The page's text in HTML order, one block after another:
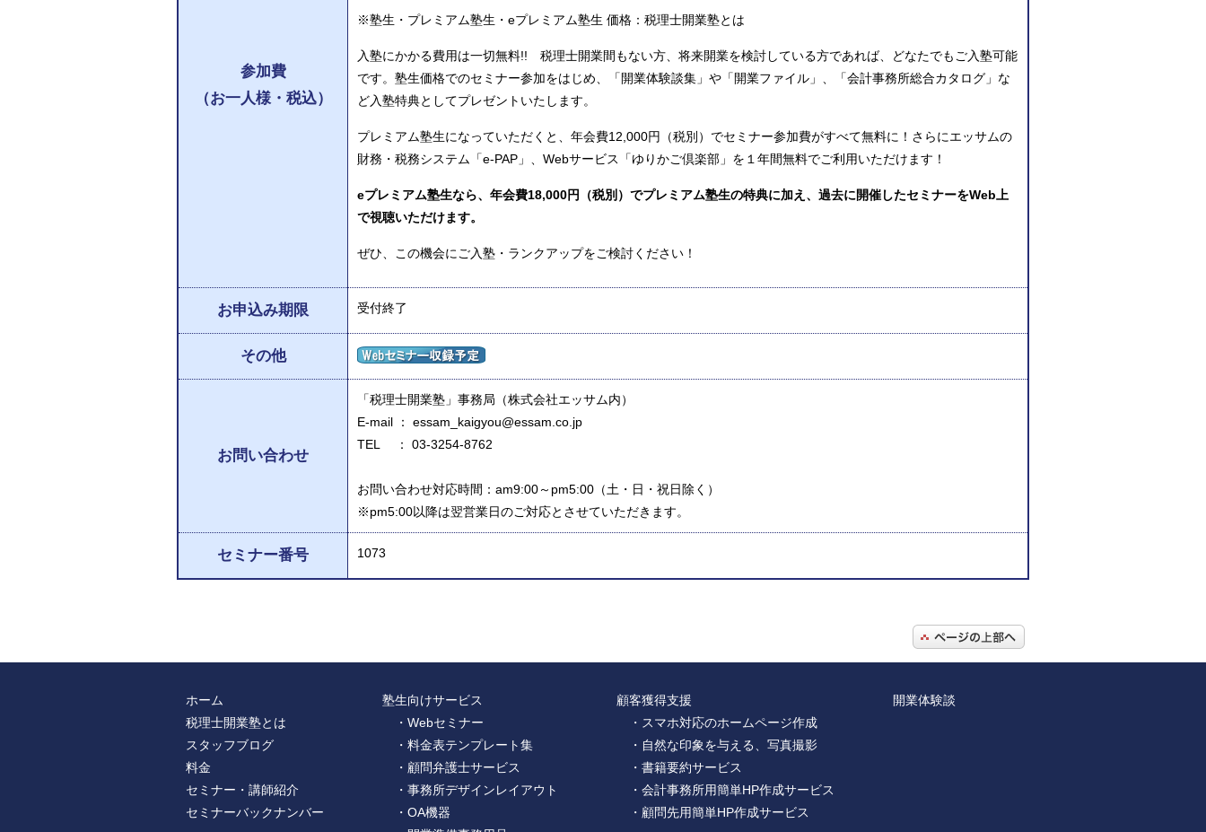
参加費
（お一人様・税込）
※塾生・プレミアム塾生・eプレミアム塾生 価格：税理士開業塾とは
入塾にかかる費用は一切無料!! 税理士開業間もない方、将来開業を検討している方であれば、どなたでもご入塾可能
です。塾生価格でのセミナー参加をはじめ、「開業体験談集」や「開業ファイル」、「会計事務所総合カタログ」な
ど入塾特典としてプレゼントいたします。
プレミアム塾生になっていただくと、年会費12,000円（税別）でセミナー参加費がすべて無料に！さらにエッサムの
財務・税務システム「e-PAP」、Webサービス「ゆりかご倶楽部」 を１年間無料でご利用いただけます！
eプレミアム塾生なら、年会費18,000円（税別）でプレミアム塾生の特典に加え、過去に開催したセミナーをWeb上
で視聴いただけます。
ぜひ、この機会にご入塾・ランクアップをご検討ください！
お申込み期限 受付終了
その他
お問い合わせ
「税理士開業塾」事務局（株式会社エッサム内）
E-mail ： essam_kaigyou@essam.co.jp
TEL ： 03-3254-8762
お問い合わせ対応時間：am9:00～pm5:00（土・日・祝日除く）
※pm5:00以降は翌営業日のご対応とさせていただきます。
セミナー番号 1073
ホーム
税理士開業塾とは
スタッフブログ
料金
セミナー・講師紹介
セミナーバックナンバー
塾生向けサービス
・Webセミナー
・料金表テンプレート集
・顧問弁護士サービス
・事務所デザインレイアウト
・OA機器
顧客獲得支援
・スマホ対応のホームページ作成
・自然な印象を与える、写真撮影
・書籍要約サービス
・会計事務所用簡単HP作成サービス
・顧問先用簡単HP作成サービス
開業体験談